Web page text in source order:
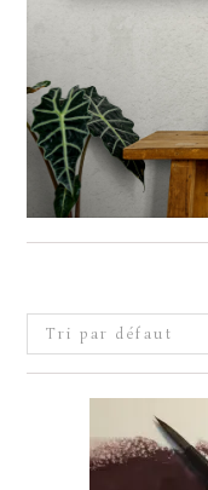
Tri par défaut